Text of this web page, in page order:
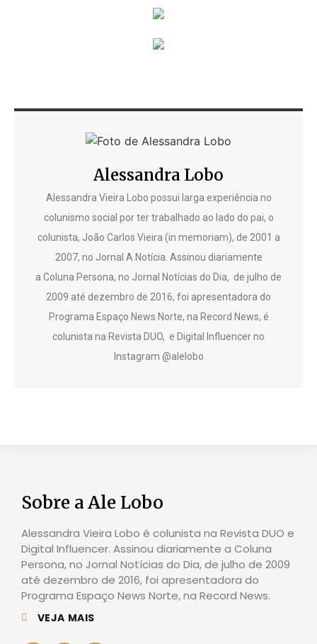
Alessandra Lobo
Alessandra Vieira Lobo possui larga experiência no
colunismo social por ter trabalhado ao lado do pai, o
colunista, João Carlos Vieira (in memoriam), de 2001 a
2007, no Jornal A Notícia. Assinou diariamente
a Coluna Persona, no Jornal Notícias do Dia, de julho de
2009 até dezembro de 2016, foi apresentadora do
Programa Espaço News Norte, na Record News, é
colunista na Revista DUO, e Digital Influencer no
Instagram @alelobo
Sobre a Ale Lobo
Alessandra Vieira Lobo é colunista na Revista DUO e
Digital Influencer. Assinou diariamente a Coluna
Persona, no Jornal Notícias do Dia, de julho de 2009
até dezembro de 2016, foi apresentadora do
Programa Espaço News Norte, na Record News.
VEJA MAIS